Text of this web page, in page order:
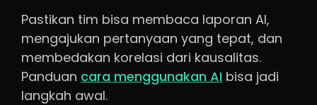
Pastikan tim bisa membaca laporan AI,
mengajukan pertanyaan yang tepat, dan
membedakan korelasi dari kausalitas.
Panduan cara menggunakan AI bisa jadi
langkah awal.